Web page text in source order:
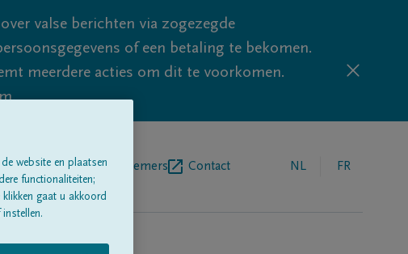
valse berichten via zogezegde
of een betaling te bekomen.
meerdere acties om dit te voorkomen.
onsBegrafenisondernemers Contact NL FR
website en plaatsen
functionaliteiten;
gaat u akkoord